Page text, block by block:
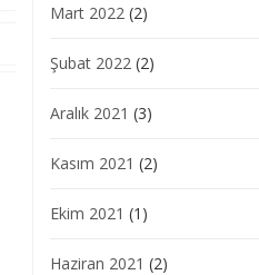
Mart 2022 (2)
Şubat 2022 (2)
Aralık 2021 (3)
Kasım 2021 (2)
Ekim 2021 (1)
Haziran 2021 (2)